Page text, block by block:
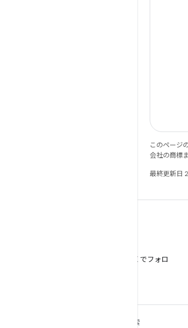
このページ
会社の商標
最終更新日
@AndroidDev を X でフォロ
探索